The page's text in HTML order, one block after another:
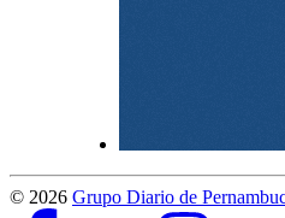
© 2026 Grupo Diario de